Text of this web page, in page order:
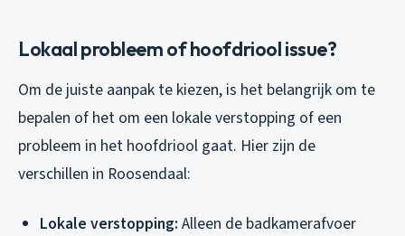
Lokaal probleem of hoofdriool issue?
Om de juiste aanpak te kiezen, is het belangrijk om te
bepalen of het om een lokale verstopping of een
probleem in het hoofdriool gaat. Hier zijn de
verschillen in Roosendaal:
Lokale verstopping: Alleen de badkamerafvoer